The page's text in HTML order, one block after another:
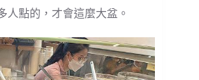
人點的，才會這麼大盆。